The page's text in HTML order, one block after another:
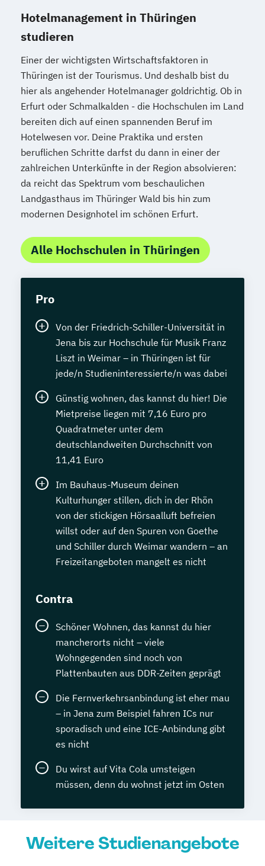
Hotelmanagement in Thüringen
studieren
Einer der wichtigsten Wirtschaftsfaktoren in
Thüringen ist der Tourismus. Und deshalb bist du
hier als angehender Hotelmanager goldrichtig. Ob in
Erfurt oder Schmalkalden - die Hochschulen im Land
bereiten dich auf einen spannenden Beruf im
Hotelwesen vor. Deine Praktika und ersten
beruflichen Schritte darfst du dann in einer der
zahlreichen Unterkünfte in der Region absolvieren:
da reicht das Spektrum vom beschaulichen
Landgasthaus im Thüringer Wald bis hin zum
modernen Designhotel im schönen Erfurt.
Alle Hochschulen in Thüringen
Pro
Von der Friedrich-Schiller-Universität in
Jena bis zur Hochschule für Musik Franz
Liszt in Weimar – in Thüringen ist für
jede/n Studieninteressierte/n was dabei
Günstig wohnen, das kannst du hier! Die
Mietpreise liegen mit 7,16 Euro pro
Quadratmeter unter dem
deutschlandweiten Durchschnitt von
11,41 Euro
Im Bauhaus-Museum deinen
Kulturhunger stillen, dich in der Rhön
von der stickigen Hörsaalluft befreien
willst oder auf den Spuren von Goethe
und Schiller durch Weimar wandern – an
Freizeitangeboten mangelt es nicht
Contra
Schöner Wohnen, das kannst du hier
mancherorts nicht – viele
Wohngegenden sind noch von
Plattenbauten aus DDR-Zeiten geprägt
Die Fernverkehrsanbindung ist eher mau
– in Jena zum Beispiel fahren ICs nur
sporadisch und eine ICE-Anbindung gibt
es nicht
Du wirst auf Vita Cola umsteigen
müssen, denn du wohnst jetzt im Osten
Weitere Studienangebote